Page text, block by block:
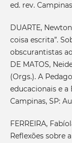
ed. rev.
DUARTE,
coisa escrita”.
obscurantistas
DE MATOS,
(Orgs.). A
educacionais e
Campinas, SP:
FERREIRA,
Reflexões sobre